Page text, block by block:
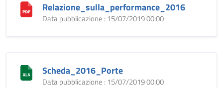
Relazione_sulla_performance_2016
Data pubblicazione : 15/07/2019 00:00
Scheda_2016_Porte
Data pubblicazione : 15/07/2019 00:00